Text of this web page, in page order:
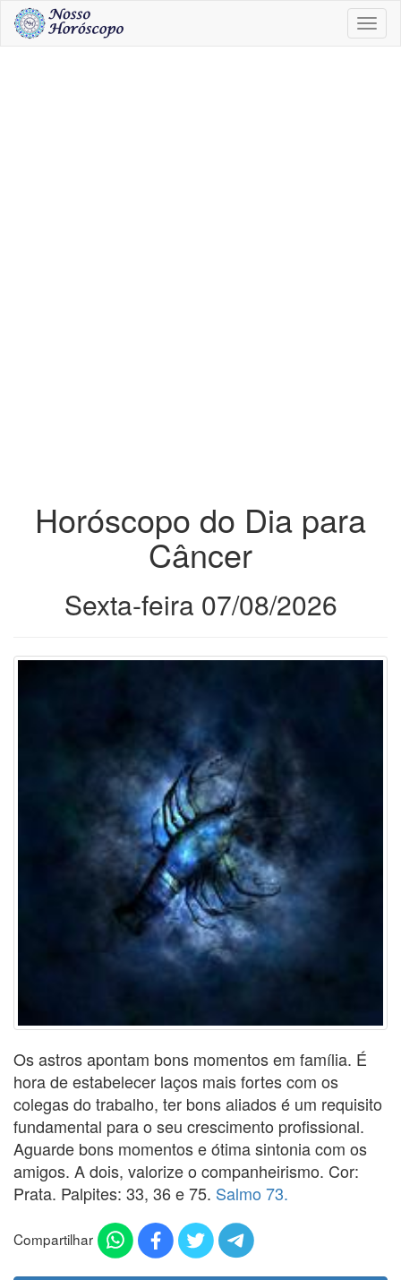
Horóscopo do Dia para
Câncer
Sexta-feira 07/08/2026
Os astros apontam bons momentos em família. É
hora de estabelecer laços mais fortes com os
colegas do trabalho, ter bons aliados é um requisito
fundamental para o seu crescimento profissional.
Aguarde bons momentos e ótima sintonia com os
amigos. A dois, valorize o companheirismo. Cor:
Prata. Palpites: 33, 36 e 75. Salmo 73.
Compartilhar